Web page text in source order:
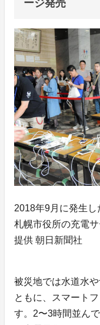
ージ発売
2018年9月に発生
札幌市役所の充電
提供 朝日新聞社
被災地では水道水
ともに、スマート
す。2〜3時間並ん